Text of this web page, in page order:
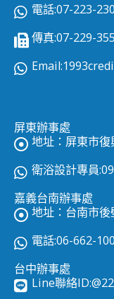
電話:07-223-
傳真:07-229-
Email:
屏東辦事處
地址：屏東市
衛浴設計專員
嘉義台南辦事處
地址：台南市
電話:06-662-
台中辦事處
Line聯絡ID: